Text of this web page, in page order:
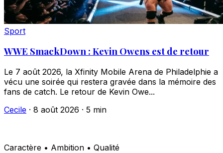
Sport
WWE SmackDown : Kevin Owens est de retour
Le 7 août 2026, la Xfinity Mobile Arena de Philadelphie a
vécu une soirée qui restera gravée dans la mémoire des
fans de catch. Le retour de Kevin Owe...
Cecile · 8 août 2026 · 5 min
Caractère • Ambition • Qualité